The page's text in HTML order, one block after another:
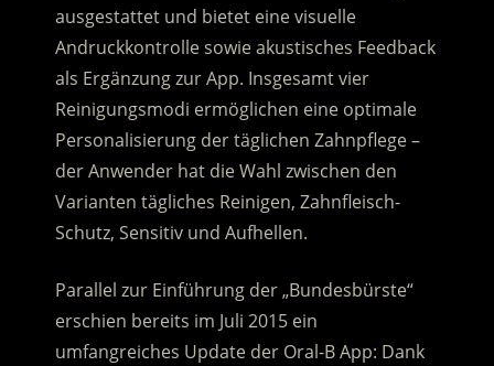
ausgestattet und bietet eine visuelle
Andruckkontrolle sowie akustisches Feedback
als Ergänzung zur App. Insgesamt vier
Reinigungsmodi ermöglichen eine optimale
Personalisierung der täglichen Zahnpflege –
der Anwender hat die Wahl zwischen den
Varianten tägliches Reinigen, Zahnfleisch-
Schutz, Sensitiv und Aufhellen.
Parallel zur Einführung der „Bundesbürste“
erschien bereits im Juli 2015 ein
umfangreiches Update der Oral-B App: Dank